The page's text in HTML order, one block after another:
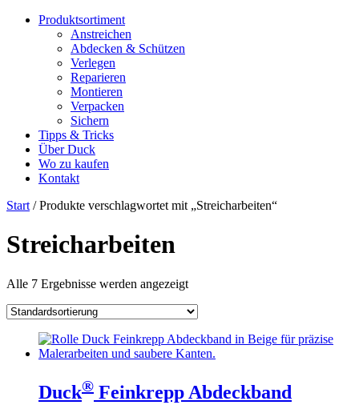
Produktsortiment
Anstreichen
Abdecken & Schützen
Verlegen
Reparieren
Montieren
Verpacken
Sichern
Tipps & Tricks
Über Duck
Wo zu kaufen
Kontakt
Start / Produkte verschlagwortet mit „Streicharbeiten“
Streicharbeiten
Alle 7 Ergebnisse werden angezeigt
Duck® Feinkrepp Abdeckband